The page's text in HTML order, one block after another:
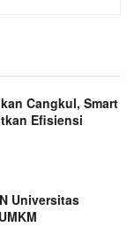
Cangkul, Smart
Efisiensi
Universitas